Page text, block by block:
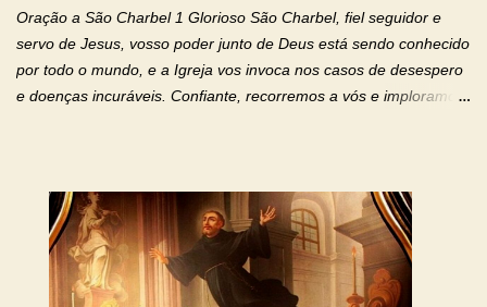
ressuscitou ao terceiro dia; subiu aos céus, está sentado à direita
de Deus Pai todo-poderoso, donde há de vir a julgar os v...
Oração a São Charbel 1 Glorioso São Charbel, fiel seguidor e
servo de Jesus, vosso poder junto de Deus está sendo conhecido
por todo o mundo, e a Igreja vos invoca nos casos de desespero
e doenças incuráveis. Confiante, recorremos a vós e imploramos
Queremos sempre lembrar-nos deste favor, da vossa intercessão
e invocar-vos como nosso patrono, para maior glória de Deus e o
bem de nossas almas. São Charbel! Rogai por Nós e por todos
aqueles que invocam o vosso nome e auxílio. Amén. Oração 2 Ó